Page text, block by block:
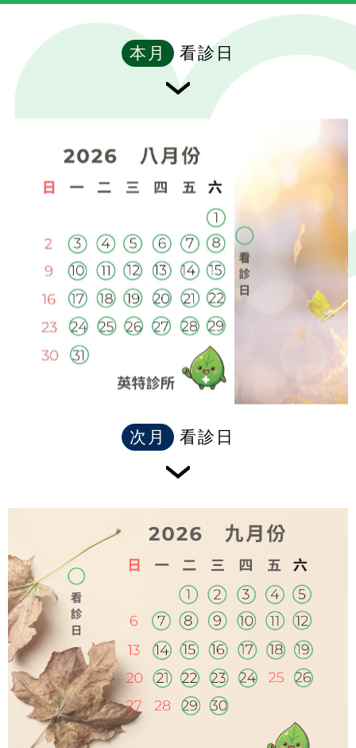
本月 看診日
次月 看診日